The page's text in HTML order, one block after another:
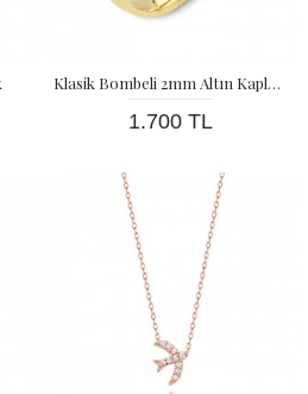
Klasik Bombeli 2mm Altın Kaplama Gümüş Alyans
1.700 TL